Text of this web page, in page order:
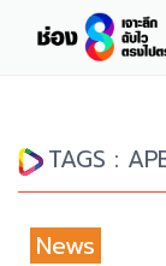
TAGS :
News